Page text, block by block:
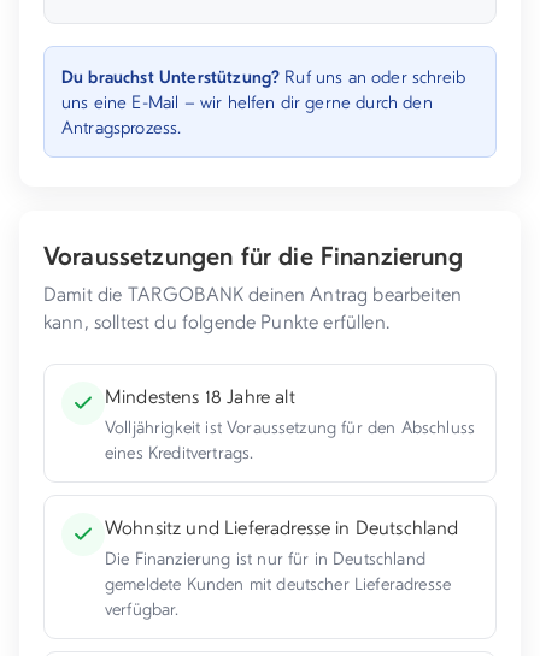
Du brauchst Unterstützung? Ruf uns an oder schreib
uns eine E-Mail – wir helfen dir gerne durch den
Antragsprozess.
Voraussetzungen für die Finanzierung
Damit die TARGOBANK deinen Antrag bearbeiten
kann, solltest du folgende Punkte erfüllen.
Mindestens 18 Jahre alt
Volljährigkeit ist Voraussetzung für den Abschluss
eines Kreditvertrags.
Wohnsitz und Lieferadresse in Deutschland
Die Finanzierung ist nur für in Deutschland
gemeldete Kunden mit deutscher Lieferadresse
verfügbar.